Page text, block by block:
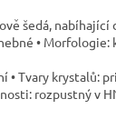
šedá,
•
Tvary krystalů:
rozpustný v